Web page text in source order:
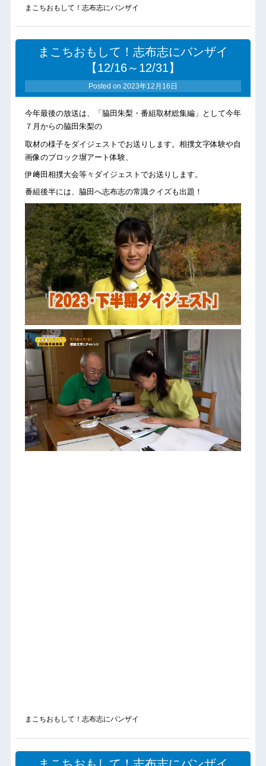
まこちおもして！志布志にバンザイ
まこちおもして！志布志にバンザイ
【12/16～12/31】
Posted on 2023年12月16日
今年最後の放送は、「脇田朱梨・番組取材総集編」として今年
７月からの脇田朱梨の
取材の様子をダイジェストでお送りします。相撲文字体験や自
画像のブロック塀アート体験、
伊﨑田相撲大会等々ダイジェストでお送りします。
番組後半には、脇田へ志布志の常識クイズも出題！
まこちおもして！志布志にバンザイ